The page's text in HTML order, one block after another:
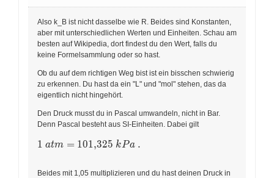
Also k_B ist nicht dasselbe wie R. Beides sind Konstanten,
aber mit unterschiedlichen Werten und Einheiten. Schau am
besten auf Wikipedia, dort findest du den Wert, falls du
keine Formelsammlung oder so hast.
Ob du auf dem richtigen Weg bist ist ein bisschen schwierig
zu erkennen. Du hast da ein "L" und "mol" stehen, das da
eigentlich nicht hingehört.
Den Druck musst du in Pascal umwandeln, nicht in Bar.
Denn Pascal besteht aus SI-Einheiten. Dabei gilt
1 \ atm = 101,325 \ kPa \ .
1 atm = 101,325 kPa .
Beides mit 1,05 multiplizieren und du hast deinen Druck in